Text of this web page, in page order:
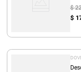
$
$